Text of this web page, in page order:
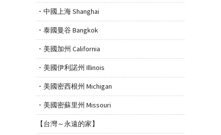
・中國上海 Shanghai
・泰國曼谷 Bangkok
・美國加州 California
・美國伊利諾州 Illinois
・美國密西根州 Michigan
・美國密蘇里州 Missouri
【台灣～永遠的家】